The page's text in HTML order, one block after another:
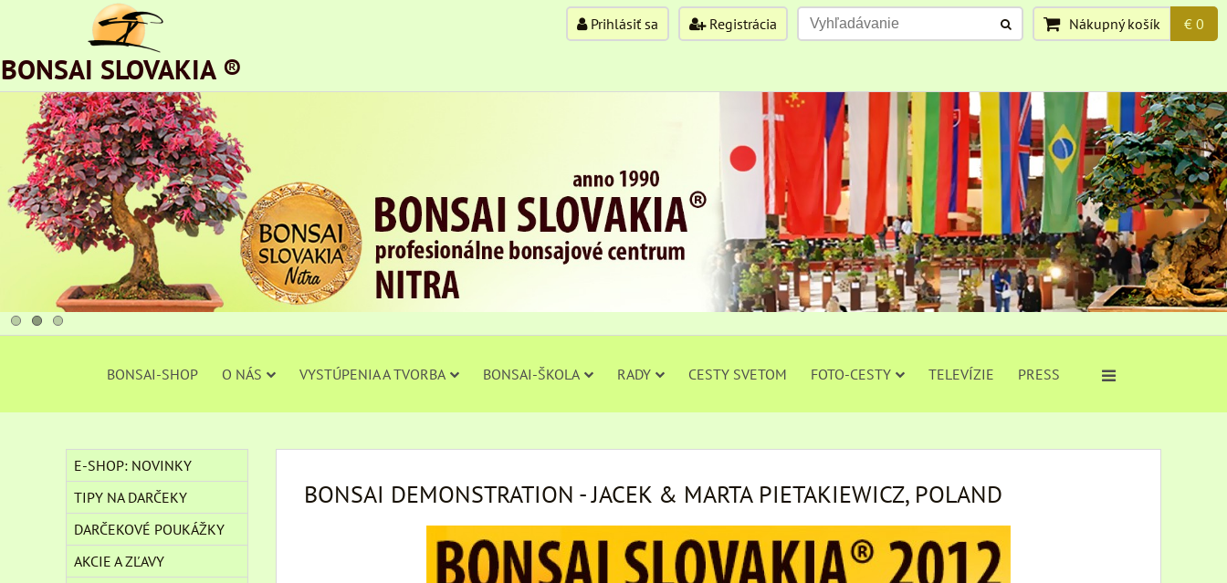
BONSAI SLOVAKIA ®
Prihlásiť sa Registrácia Nákupný košík € 0
BONSAI-SHOP O NÁS VYSTÚPENIA A TVORBA BONSAI-ŠKOLA RADY CESTY SVETOM FOTO-CESTY TELEVÍZIE PRESS
BONSAI DEMONSTRATION - JACEK & MARTA PIETAKIEWICZ, POLAND
E-SHOP: NOVINKY
TIPY NA DARČEKY
DARČEKOVÉ POUKÁŽKY
AKCIE A ZĽAVY